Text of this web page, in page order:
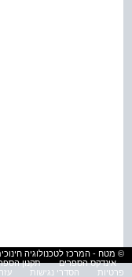
© מטח - המרכז לטכנולוגיה
אינדקס הספרים
תקנון
פרטיות
הסדרי נגישות